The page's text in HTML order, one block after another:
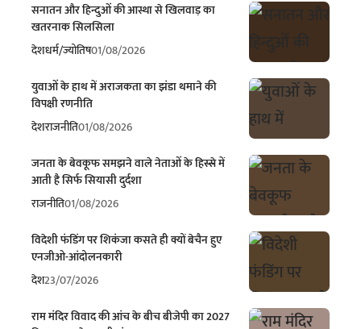
सनातन और हिन्दुओं की आस्था से खिलवाड़ का
खतरनाक सिलसिला
देशधर्म/ज्योतिष01/08/2026
युवाओं के हाथ में अराजकता का झंडा थमाने की
विपक्षी रणनीति
देशराजनीति01/08/2026
जनता के बेवकूफ समझने वाले नेताओं के हिस्से में
आती है सिर्फ सियासी दुर्दशा
राजनीति01/08/2026
विदेशी फंडिंग पर शिकंजा कसते ही क्यों बेचैन हुए
एनजीओ-आंदोलनकारी
देश23/07/2026
राम मंदिर विवाद की आंच के बीच बीजेपी का 2027